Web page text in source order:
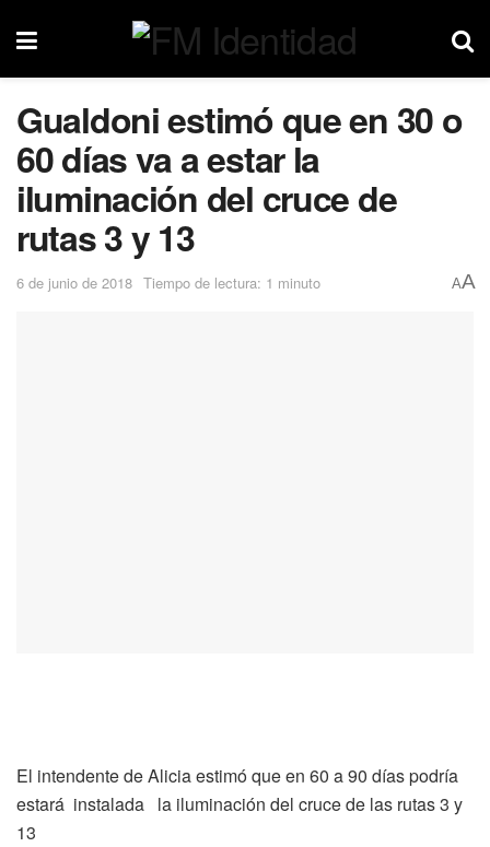
Gualdoni estimó que en 30 o
60 días va a estar la
iluminación del cruce de
rutas 3 y 13
6 de junio de 2018 Tiempo de lectura: 1 minuto AA
El intendente de Alicia estimó que en 60 a 90 días podría
estará instalada la iluminación del cruce de las rutas 3 y
13